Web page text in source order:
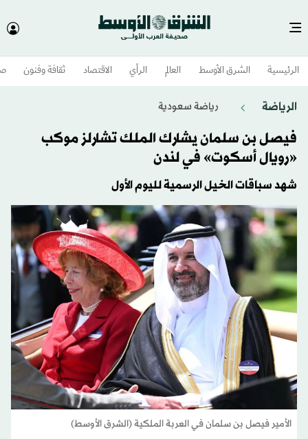
الرئيسية الشرق الأوسط​ العالم الرأي الاقتصاد ثقافة وفنون
الرياضة رياضة سعودية
فيصل بن سلمان يشارك الملك تشارلز موكب
«رويال أسكوت» في لندن
شهد سباقات الخيل الرسمية لليوم الأول
الأمير فيصل بن سلمان في العربة الملكية (الشرق الأوسط)